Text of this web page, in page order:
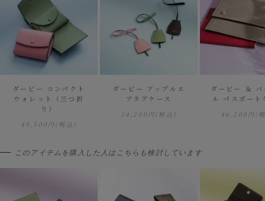
ダービー コンパクト
ウォレット（三つ折
り）
49,500円(税込)
ダービー アップルエ
アタグケース
24,200円(税込)
ダービー ＆
ル パスポート
46,200円(
このアイテムを購入した人はこちらも検討しています